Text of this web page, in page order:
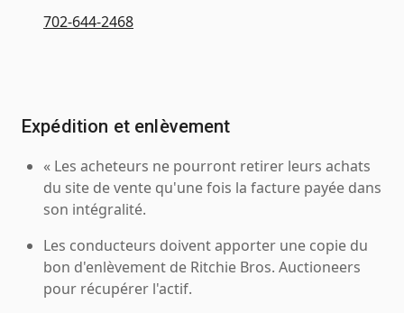
702-644-2468
Expédition et enlèvement
« Les acheteurs ne pourront retirer leurs achats
du site de vente qu'une fois la facture payée dans
son intégralité.
Les conducteurs doivent apporter une copie du
bon d'enlèvement de Ritchie Bros. Auctioneers
pour récupérer l'actif.